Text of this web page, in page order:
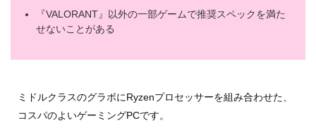
『VALORANT』以外の一部ゲームで推奨スペックを満た
せないことがある
ミドルクラスのグラボにRyzenプロセッサーを組み合わせた、
コスパのよいゲーミングPCです。